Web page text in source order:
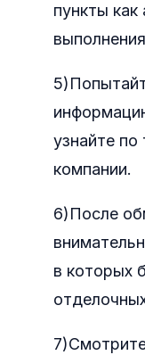
пункты как
узнайте по
компании.
6)После
в которых